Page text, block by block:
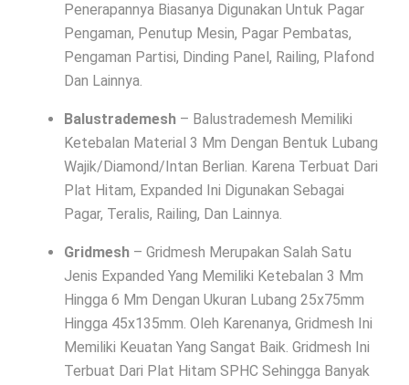
Penerapannya Biasanya Digunakan Untuk Pagar
Pengaman, Penutup Mesin, Pagar Pembatas,
Pengaman Partisi, Dinding Panel, Railing, Plafond
Dan Lainnya.
Balustrademesh – Balustrademesh Memiliki
Ketebalan Material 3 Mm Dengan Bentuk Lubang
Wajik/Diamond/Intan Berlian. Karena Terbuat Dari
Plat Hitam, Expanded Ini Digunakan Sebagai
Pagar, Teralis, Railing, Dan Lainnya.
Gridmesh – Gridmesh Merupakan Salah Satu
Jenis Expanded Yang Memiliki Ketebalan 3 Mm
Hingga 6 Mm Dengan Ukuran Lubang 25x75mm
Hingga 45x135mm. Oleh Karenanya, Gridmesh Ini
Memiliki Keuatan Yang Sangat Baik. Gridmesh Ini
Terbuat Dari Plat Hitam SPHC Sehingga Banyak